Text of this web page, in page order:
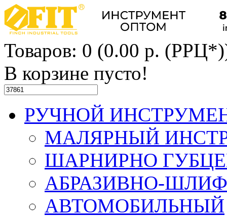
Товаров: 0 (0.00 р.
В корзине пусто!
РУЧНОЙ
МАЛЯРНЫЙ
ШАРНИРНО
АБРАЗИВНО-
АВТОМОБИЛЬНЫЙ